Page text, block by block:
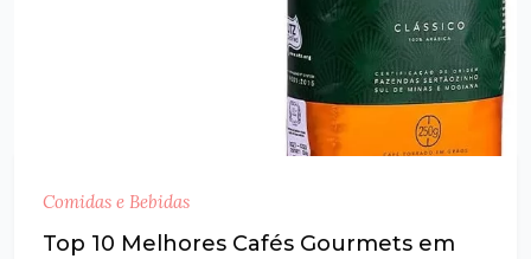
Comidas e Bebidas
Top 10 Melhores Cafés Gourmets em